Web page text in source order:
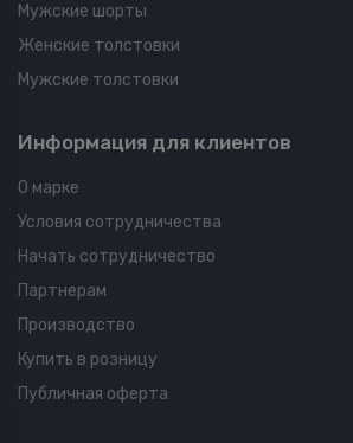
Мужские шорты
Женские толстовки
Мужские толстовки
Информация для клиентов
О марке
Условия сотрудничества
Начать сотрудничество
Партнерам
Производство
Купить в розницу
Публичная оферта